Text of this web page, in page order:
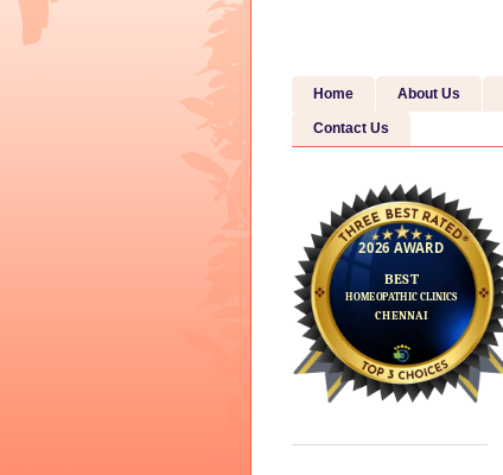
Home About Us
Contact Us